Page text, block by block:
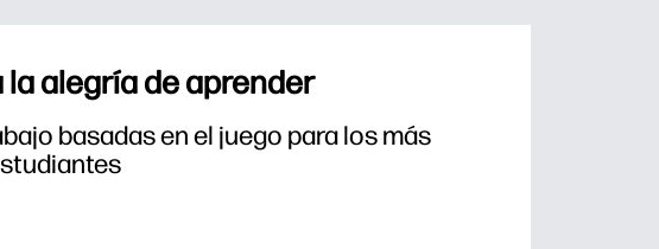
la alegría de aprender
basadas en el juego para los más